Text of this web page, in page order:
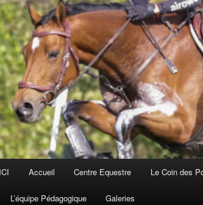
Accueil Centre Equestre Le Coin des
L’équipe Pédagogique Galeries